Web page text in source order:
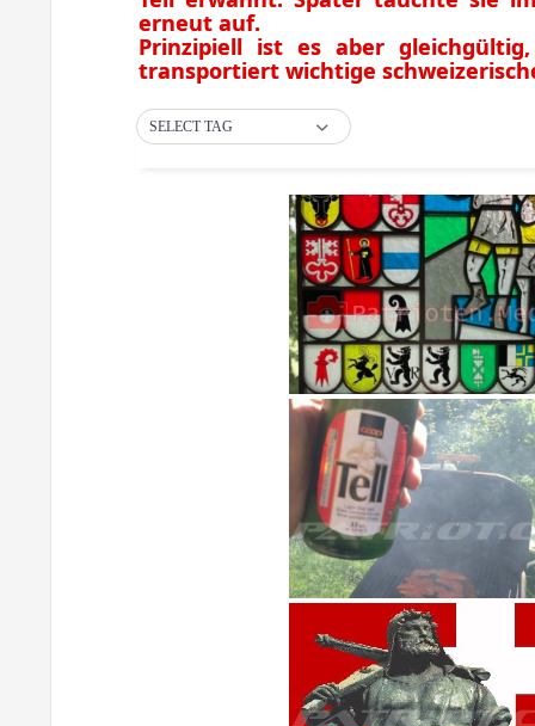
erneut auf.
Prinzipiell ist es aber
transportiert wichtige
SELECT TAG